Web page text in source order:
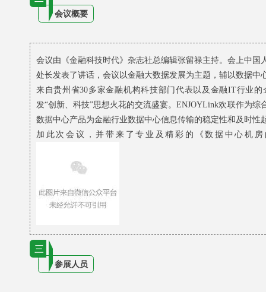
会议概要
会议由《金融科技时代》杂志社总编辑张留禄主持。 会上中国
处长发表了讲话， 会议以金融大数据发展为主题，辅以数据中
来自贵州省30多家金融机构科技部门代表以及金融IT行业
发“创新、科技”思想火花的交流盛宴。ENJOYLink欢联作为综
数据中心产品为金融行业数据中心信息传输的稳定性和及时性
加此次会议，并带来了专业及精彩的《数据中心机
三
参展人员